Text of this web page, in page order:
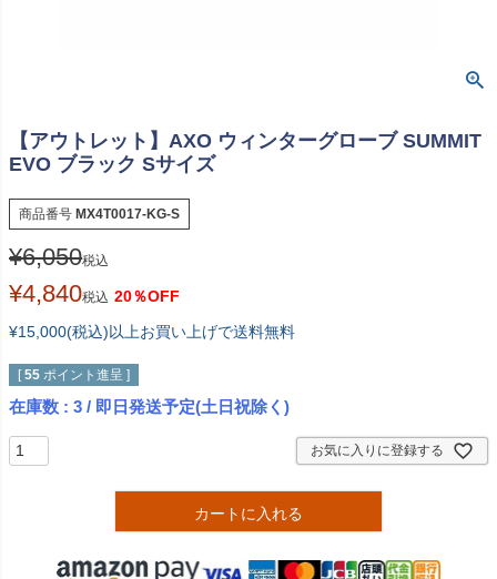
【アウトレット】AXO ウィンターグローブ SUMMIT
EVO ブラック Sサイズ
商品番号 MX4T0017-KG-S
¥6,050税込
¥4,840税込 20％OFF
¥15,000(税込)以上お買い上げで送料無料
[ 55 ポイント進呈 ]
在庫数 3 / 即日発送予定(土日祝除く)
お気に入りに登録する
カートに入れる